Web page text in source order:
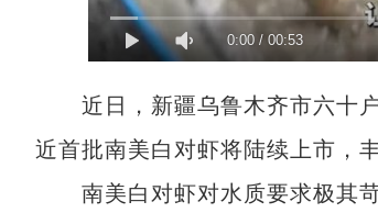
0:00/ 00:53
近日，新疆乌鲁木齐市六十户
近首批南美白对虾将陆续上市，
南美白对虾对水质要求极其苛